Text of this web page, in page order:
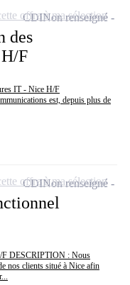
des
F
IT - Nice H/F
est, depuis plus de
CDINon renseigné
offre à ma sélection
F DESCRIPTION : Nous
nos clients situé à Nice afin
CDINon renseigné
offre à ma sélection